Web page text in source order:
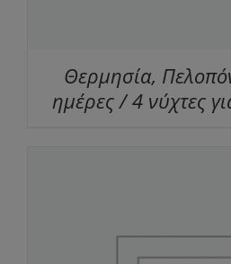
Θερμησία,
ημέρες / 4 νύχτες